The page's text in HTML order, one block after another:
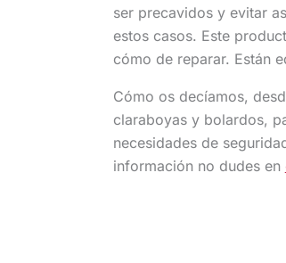
ser precavidos y evitar
estos casos. Este
cómo de reparar. Están
Cómo os decíamos,
claraboyas y bolardos,
necesidades de
información no dudes en